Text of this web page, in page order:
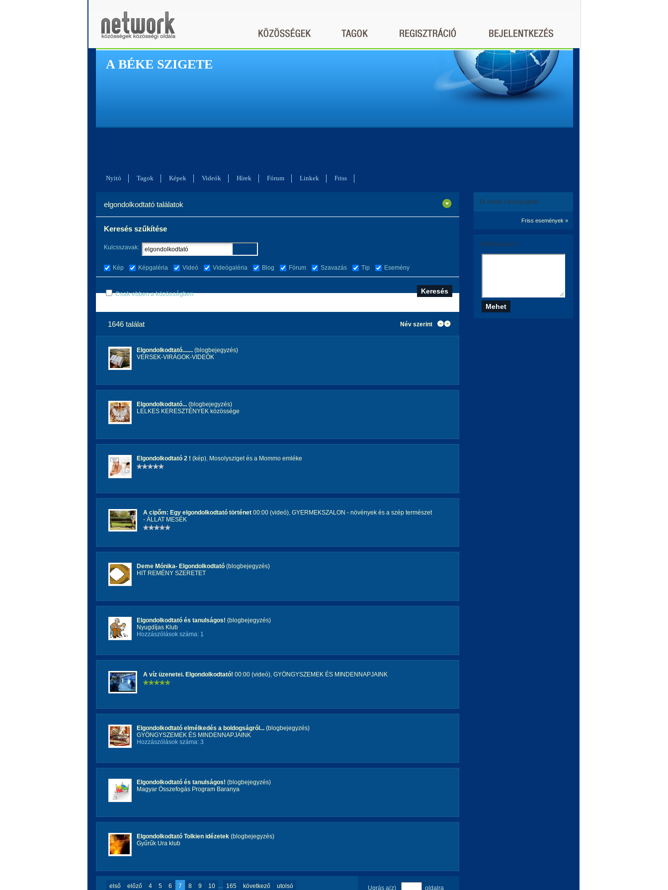
A BÉKE SZIGETE
Nyitó Tagok Képek Videók Hírek Fórum Linkek Friss
elgondolkodtató találatok
Keresés szűkítése
Kulcsszavak:
Kép Képgaléria Videó Videógaléria Blog Fórum Szavazás Tip Esemény
Csak ebben a közösségben
1646 találat Név szerint
Elgondolkodtató....... (blogbejegyzés)
VERSEK-VIRÁGOK-VIDEÓK
Elgondolkodtató... (blogbejegyzés)
LELKES KERESZTÉNYEK közössége
Elgondolkodtató 2 ! (kép), Mosolysziget és a Mommo emléke
A cipőm: Egy elgondolkodtató történet 00:00 (videó), GYERMEKSZALON - növények és a szép természet
- ÁLLAT MESÉK
Deme Mónika- Elgondolkodtató (blogbejegyzés)
HIT REMÉNY SZERETET
Elgondolkodtató és tanulságos! (blogbejegyzés)
Nyugdíjas Klub
Hozzászólások száma: 1
A víz üzenetei. Elgondolkodtató! 00:00 (videó), GYÖNGYSZEMEK ÉS MINDENNAPJAINK
Elgondolkodtató elmélkedés a boldogságról... (blogbejegyzés)
GYÖNGYSZEMEK ÉS MINDENNAPJAINK
Hozzászólások száma: 3
Elgondolkodtató és tanulságos! (blogbejegyzés)
Magyar Összefogás Program Baranya
Elgondolkodtató Tolkien idézetek (blogbejegyzés)
Gyűrűk Ura klub
Ugrás a(z) oldalra
első előző 4 5 6 7 8 9 10 ... 165 következő utolsó
Ez történt a közösségben:
Friss események »
Szólj hozzá te is!